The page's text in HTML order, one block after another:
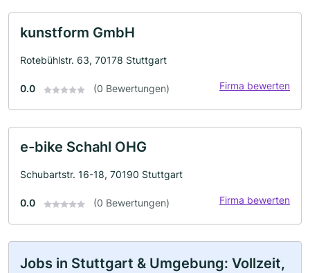
kunstform GmbH
Rotebühlstr. 63, 70178 Stuttgart
0.0 (0 Bewertungen) Firma bewerten
e-bike Schahl OHG
Schubartstr. 16-18, 70190 Stuttgart
0.0 (0 Bewertungen) Firma bewerten
Jobs in Stuttgart & Umgebung: Vollzeit,